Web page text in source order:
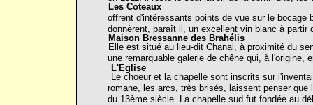
Les
offrent d'intéressants points de vue sur le
donnèrent, paraît il, un excellent vin blanc à partir
Maison Bressanne des Brahélis
Elle est situé au lieu-dit Chanal, à proximité du
une remarquable galerie de chêne qui, à l'origine,
L'Eglise
Le choeur et la chapelle sont inscrits sur
romane, les arcs, très brisés, laissent penser
du 13ème siècle. La chapelle sud fut fondée au